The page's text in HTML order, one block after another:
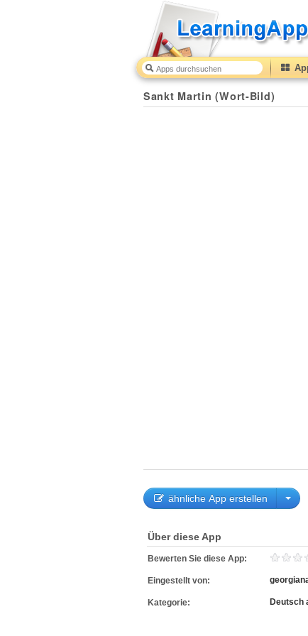
Sankt Martin (Wort-Bild)
ähnliche App erstellen
Über diese App
Bewerten Sie diese App:
Eingestellt von:
Kategorie: Deutsch